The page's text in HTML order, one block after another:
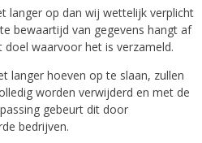
langer op dan wij wettelijk verplicht
bewaartijd van gegevens hangt af
waarvoor het is verzameld.
langer hoeven op te slaan, zullen
worden verwijderd en met de
gebeurt dit door
bedrijven.